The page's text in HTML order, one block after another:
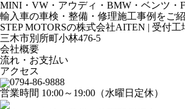
MINI・VW・アウディ・BMW・ベンツ・
輸入車の車検・整備・修理施工事例をご紹
STEP MOTORSの株式会社AITEN | 受付工
三木市別所町小林476-5
会社概要
流れ・お支払い
アクセス
0794-86-9888
営業時間 10:00～19:00（水曜日定休）